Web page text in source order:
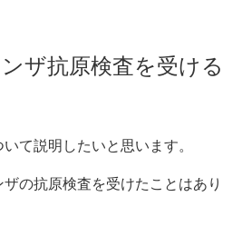
ザ抗原検査を受ける
て説明したいと思います。
の抗原検査を受けたことはあり